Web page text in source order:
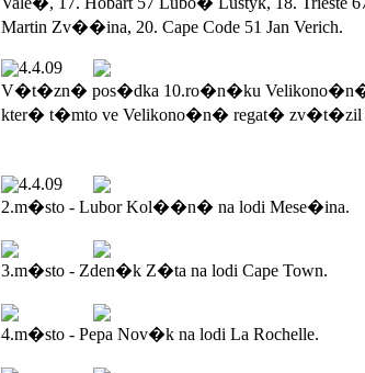
Martin Zv��ina, 20. Cape Code 51 Jan Verich.
4.4.09
V�t�zn� pos�dka 10.ro�n�ku Velikono�n�
kter� t�mto ve Velikono�n� regat� zv�t�zil
4.4.09
2.m�sto - Lubor Kol��n� na lodi Mese�ina.
3.m�sto - Zden�k Z�ta na lodi Cape Town.
4.m�sto - Pepa Nov�k na lodi La Rochelle.